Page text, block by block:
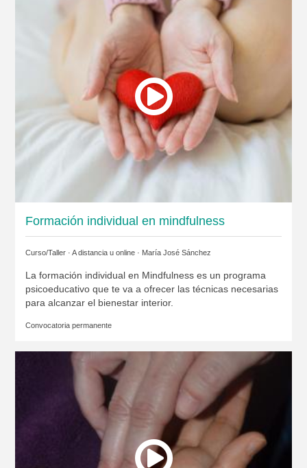
Formación individual en mindfulness
Curso/Taller · A distancia u online · María José Sánchez
La formación individual en Mindfulness es un programa
psicoeducativo que te va a ofrecer las técnicas necesarias
para alcanzar el bienestar interior.
Convocatoria permanente